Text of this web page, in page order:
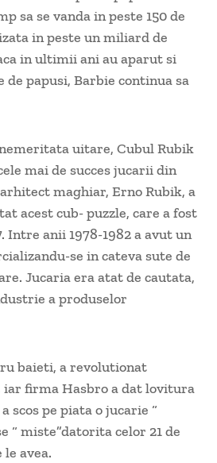
sa se vanda in peste 150 de
in peste un miliard de
in ultimii ani au aparut si
papusi, Barbie continua sa
uitare, Cubul Rubik
mai de succes jucarii din
maghiar, Erno Rubik, a
acest cub- puzzle, care a fost
Intre anii 1978-1982 a avut un
se in cateva sute de
Jucaria era atat de cautata,
a produselor
baieti, a revolutionat
firma Hasbro a dat lovitura
scos pe piata o jucarie “
“ miste”datorita celor 21 de
avea.